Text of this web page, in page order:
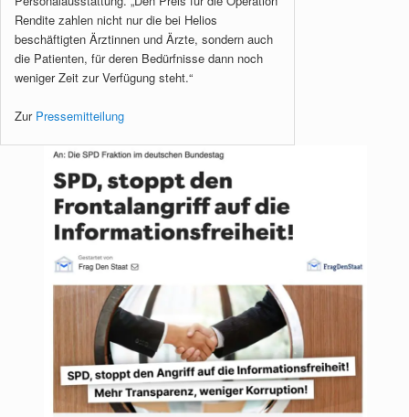
Rendite zahlen nicht nur die bei Helios
beschäftigten Ärztinnen und Ärzte, sondern auch
die Patienten, für deren Bedürfnisse dann noch
weniger Zeit zur Verfügung steht.“
Zur Pressemitteilung